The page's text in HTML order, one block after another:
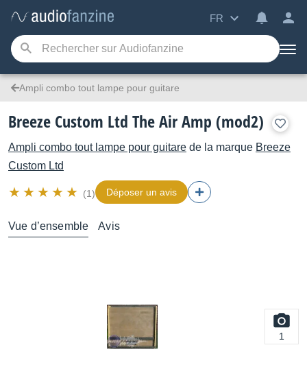
FR
Ampli combo tout lampe pour guitare
Breeze Custom Ltd The Air Amp (mod2)
Ampli combo tout lampe pour guitare de la marque Breeze
Custom Ltd
(1) Déposer un avis
Vue d’ensemble Avis
1